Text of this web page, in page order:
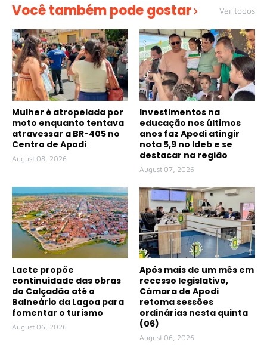
Você também pode gostar Ver todos
Mulher é atropelada por
moto enquanto tentava
atravessar a BR-405 no
Centro de Apodi
August 08, 2026
Investimentos na
educação nos últimos
anos faz Apodi atingir
nota 5,9 no Ideb e se
destacar na região
August 07, 2026
Laete propõe
continuidade das obras
do Calçadão até o
Balneário da Lagoa para
fomentar o turismo
August 06, 2026
Após mais de um mês em
recesso legislativo,
Câmara de Apodi
retoma sessões
ordinárias nesta quinta
(06)
August 06, 2026